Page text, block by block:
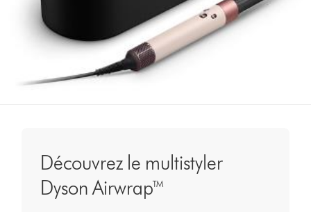
Découvrez le multistyler
Dyson Airwrap™